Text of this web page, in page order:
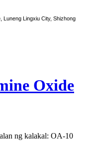
Luneng Lingxiu City, Shizhong
Oxide
ng kalakal: OA-10